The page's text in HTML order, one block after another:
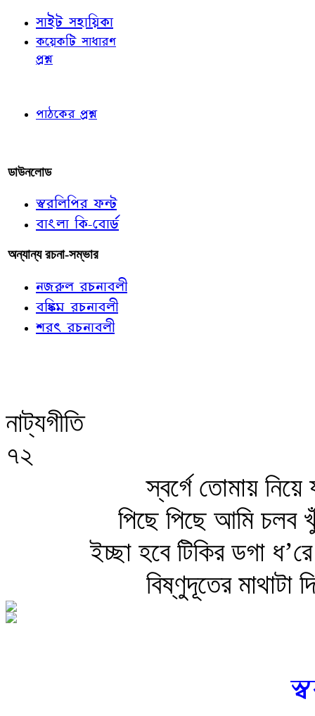
সাইট সহায়িকা
কয়েকটি সাধারণ
প্রশ্ন
পাঠকের প্রশ্ন
ডাউনলোড
স্বরলিপির ফন্ট
বাংলা কি-বোর্ড
অন্যান্য রচনা-সম্ভার
নজরুল রচনাবলী
বঙ্কিম রচনাবলী
শরৎ রচনাবলী
নাট্যগীতি
৭২
স্বর্গে তোমায়
পিছে পিছে আমি চলব
ইচ্ছা হবে টিকির ডগা ধ’রে
বিষ্ণুদূতের মাথাটা